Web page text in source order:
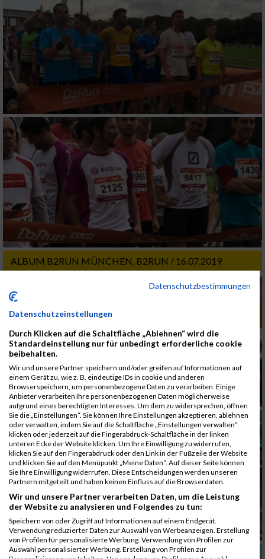
ALBUM B2RUN MÜNCHEN, B2RUN / 16.07.2019
Datenschutzbestimmungen
Datenschutzeinstellungen
Durch Klicken auf die Schaltfläche „Ablehnen“ wird die
Standardeinstellung nur für unbedingt erforderliche cookie
beibehalten.
Wir und unsere Partner speichern und/oder greifen auf Informationen auf
einem Gerät zu, wie z. B. eindeutige IDs in cookie und anderen
Browserspeichern, um personenbezogene Daten zu verarbeiten. Einige
Anbieter verarbeiten Ihre personenbezogenen Daten möglicherweise
aufgrund eines berechtigten Interesses. Um dem zu widersprechen, öffnen
Sie die „Einstellungen“. Sie können Ihre Einstellungen akzeptieren, ablehnen
oder verwalten, indem Sie auf die Schaltfläche „Einstellungen verwalten“
klicken oder jederzeit auf die Fingerabdruck-Schaltfläche in der linken
unteren Ecke der Website klicken. Um Ihre Einwilligung zu widerrufen,
klicken Sie auf den Fingerabdruck oder den Link in der Fußzeile der Website
und klicken Sie auf den Menüpunkt „Meine Daten“. Auf dieser Seite können
Sie Ihre Einwilligung widerrufen. Diese Entscheidungen werden unseren
Partnern mitgeteilt und haben keinen Einfluss auf die Browserdaten.
Wir und unsere Partner verarbeiten Daten, um die Leistung
der Website zu analysieren und Folgendes zu tun:
Speichern von oder Zugriff auf Informationen auf einem Endgerät.
Verwendung reduzierter Daten zur Auswahl von Werbeanzeigen. Erstellung
von Profilen für personalisierte Werbung. Verwendung von Profilen zur
Auswahl personalisierter Werbung. Erstellung von Profilen zur